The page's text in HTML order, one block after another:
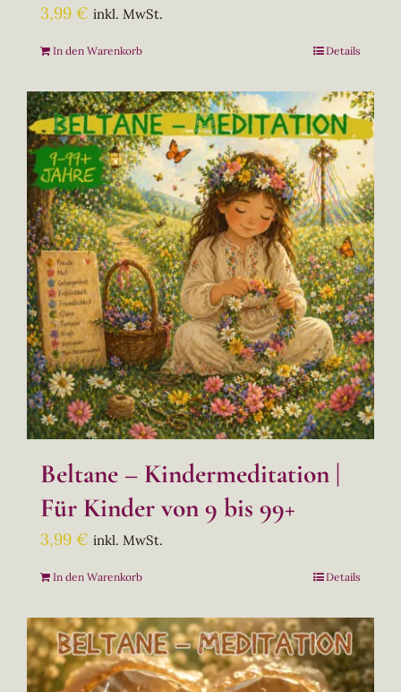
3,99 € inkl. MwSt.
In den Warenkorb Details
Beltane – Kindermeditation |
Für Kinder von 9 bis 99+
3,99 € inkl. MwSt.
In den Warenkorb Details